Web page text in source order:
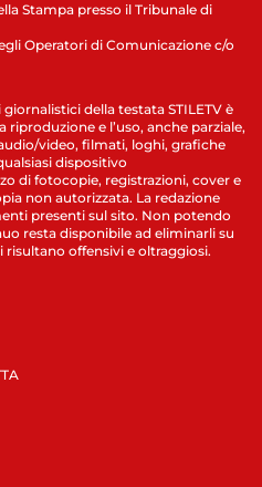
Stampa presso il Tribunale di
Operatori di Comunicazione c/o
della testata STILETV è
riproduzione e l’uso, anche parziale,
video, filmati, loghi, grafiche
dispositivo
di fotocopie, registrazioni, cover e
non autorizzata. La redazione
presenti sul sito. Non potendo
resta disponibile ad eliminarli su
risultano offensivi e oltraggiosi.